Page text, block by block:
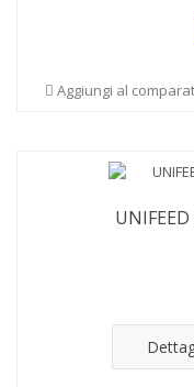
Aggiungi al